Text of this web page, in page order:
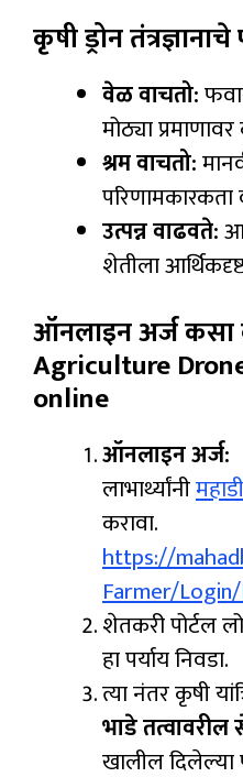
कृषी ड्रोन
वेळ वाचतो:
मोठ्या
श्रम वाचतो:
परिणामकारकता
उत्पन्न वाढवते:
शेतीला
ऑनलाइन अर्ज कसा
Agriculture
online
ऑनलाइन अर्ज:
लाभार्थ्यांनी
करावा.
https://
Farmer/
शेतकरी पोर्टल
हा पर्याय निवडा.
त्या नंतर कृषी
भाडे तत्वावरील
खालील दिलेल्या